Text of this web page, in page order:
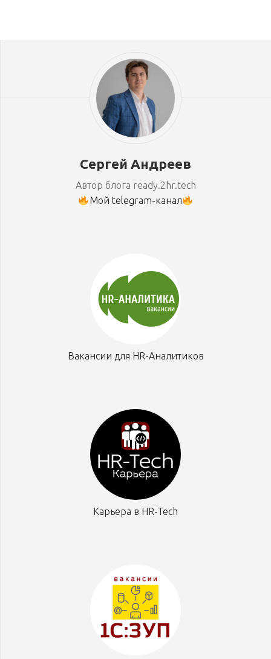
Сергей Андреев
Автор блога ready.2hr.tech
Мой telegram-канал
Вакансии для HR-Аналитиков
Карьера в HR-Tech